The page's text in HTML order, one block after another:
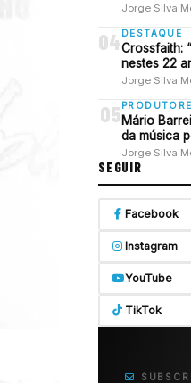
Jorge Silva
04DESTAQUE
Crossfaith:
nestes 22
Jorge Silva
05Mário
da música
Jorge Silva
SEGUIR
Facebook
Instagram
YouTube
TikTok